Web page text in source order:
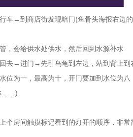
车→到商店街发现暗门(鱼骨头海报右边
，会给供水处供水，然后回到水源补水
去→进门→先引乌龟到左边，站到背上到
位为一，最高为十，开门要加到水位为八
……)
个房间触摸标记看到的灯开的顺序，非